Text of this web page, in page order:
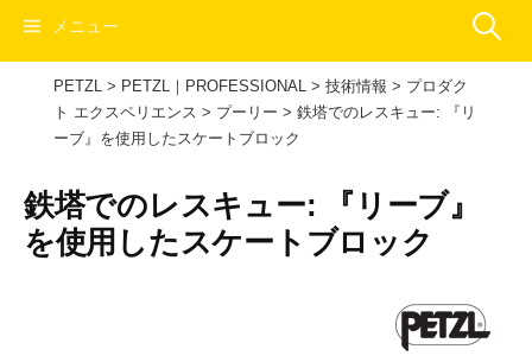
メニュー 検
PETZL > PETZL｜PROFESSIONAL > 技術情報 > プロダク
ト エクスペリエンス > プーリー > 鉄塔でのレスキュー: 『リ
ーブ』を使用したスケートブロック
鉄塔でのレスキュー: 『リーブ』
を使用したスケートブロック